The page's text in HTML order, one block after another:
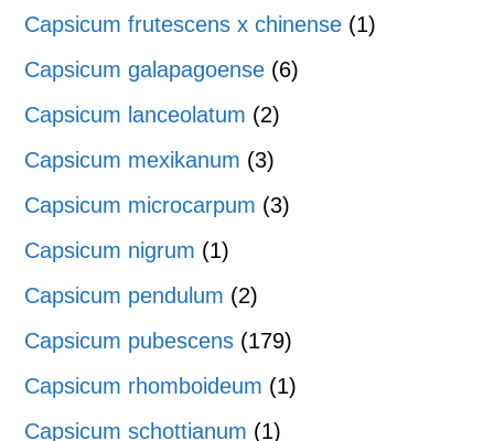
Capsicum frutescens x chinense (1)
Capsicum galapagoense (6)
Capsicum lanceolatum (2)
Capsicum mexikanum (3)
Capsicum microcarpum (3)
Capsicum nigrum (1)
Capsicum pendulum (2)
Capsicum pubescens (179)
Capsicum rhomboideum (1)
Capsicum schottianum (1)